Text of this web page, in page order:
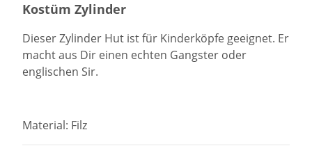
Kostüm Zylinder
Dieser Zylinder Hut ist für Kinderköpfe geeignet. Er
macht aus Dir einen echten Gangster oder
englischen Sir.
Material: Filz